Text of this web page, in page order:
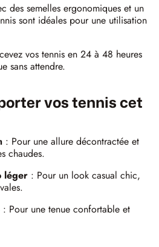
des semelles ergonomiques et un
sont idéales pour une utilisation
vos tennis en 24 à 48 heures
sans attendre.
vos tennis cet
: Pour une allure décontractée et
chaudes.
léger : Pour un look casual chic,
: Pour une tenue confortable et